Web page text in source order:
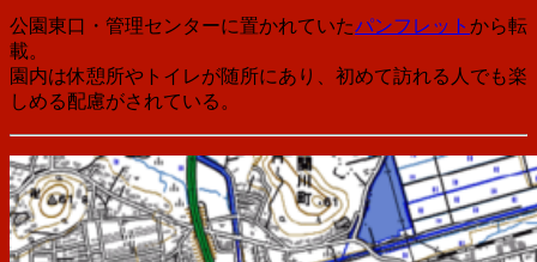
公園東口・管理センターに置かれていたパンフレット から転
載。
園内は休憩所やトイレが随所にあり、初めて訪れる人でも楽
しめる配慮がされている。